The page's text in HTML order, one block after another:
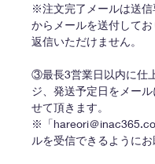
※注文完了メールは送信
からメールを送付して
返信いただけません。
③最長3営業日以内に仕
ジ、発送予定日をメール
せて頂きます。
※「hareori＠
ルを受信できるようにお